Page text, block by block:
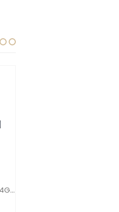
HPE OfficeConnect 1420 24G 2SFP